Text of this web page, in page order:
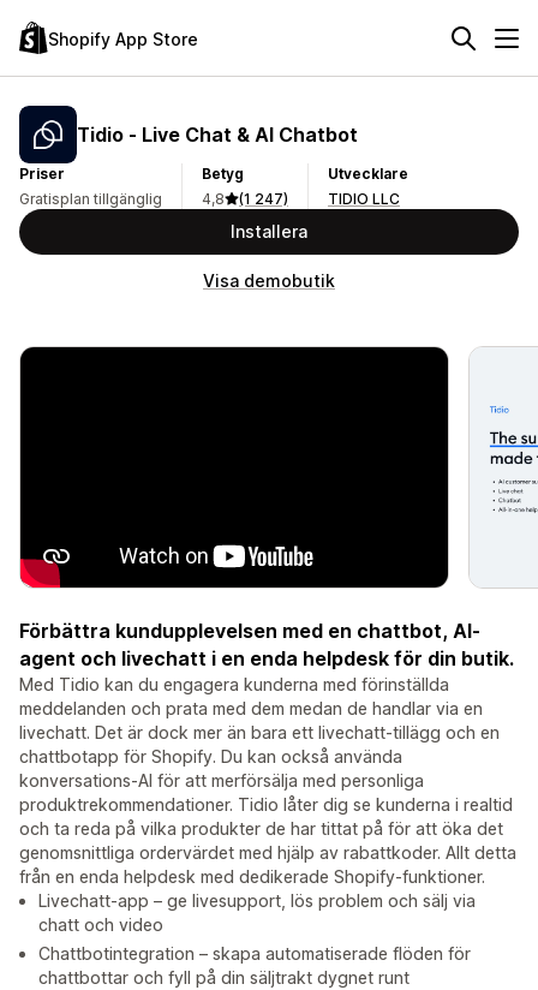
Shopify App Store
Tidio ‑ Live Chat & AI Chatbot
Priser
Gratisplan tillgänglig
Betyg
4,8
(1 247)
Utvecklare
TIDIO LLC
Installera
Visa demobutik
Förbättra kundupplevelsen med en chattbot, AI-
agent och livechatt i en enda helpdesk för din butik.
Med Tidio kan du engagera kunderna med förinställda
meddelanden och prata med dem medan de handlar via en
livechatt. Det är dock mer än bara ett livechatt-tillägg och en
chattbotapp för Shopify. Du kan också använda
konversations-AI för att merförsälja med personliga
produktrekommendationer. Tidio låter dig se kunderna i realtid
och ta reda på vilka produkter de har tittat på för att öka det
genomsnittliga ordervärdet med hjälp av rabattkoder. Allt detta
från en enda helpdesk med dedikerade Shopify-funktioner.
Livechatt-app – ge livesupport, lös problem och sälj via
chatt och video
Chattbotintegration – skapa automatiserade flöden för
chattbottar och fyll på din säljtrakt dygnet runt